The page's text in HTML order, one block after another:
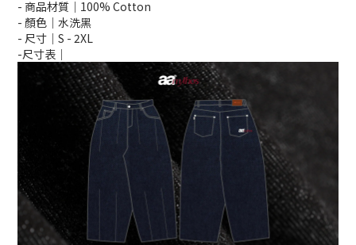
- 商品材質｜100% Cotton
- 顏色｜水洗黑
- 尺寸｜S - 2XL
-尺寸表｜